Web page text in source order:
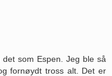
som Espen. Jeg ble så
fornøydt tross alt. Det er